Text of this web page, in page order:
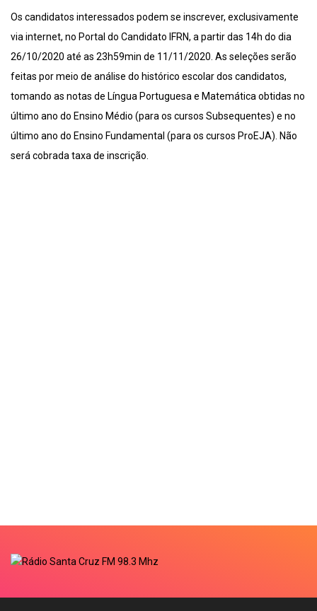
Os candidatos interessados podem se inscrever, exclusivamente
via internet, no Portal do Candidato IFRN, a partir das 14h do dia
26/10/2020 até as 23h59min de 11/11/2020. As seleções serão
feitas por meio de análise do histórico escolar dos candidatos,
tomando as notas de Língua Portuguesa e Matemática obtidas no
último ano do Ensino Médio (para os cursos Subsequentes) e no
último ano do Ensino Fundamental (para os cursos ProEJA). Não
será cobrada taxa de inscrição.